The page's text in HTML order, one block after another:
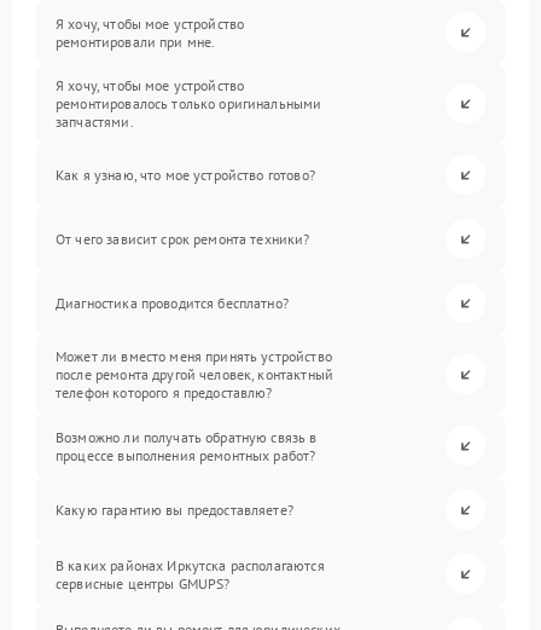
Я хочу, чтобы мое устройство
ремонтировали при мне.
Я хочу, чтобы мое устройство
ремонтировалось только оригинальными
запчастями.
Как я узнаю, что мое устройство готово?
От чего зависит срок ремонта техники?
Диагностика проводится бесплатно?
Может ли вместо меня принять устройство
после ремонта другой человек, контактный
телефон которого я предоставлю?
Возможно ли получать обратную связь в
процессе выполнения ремонтных работ?
Какую гарантию вы предоставляете?
В каких районах Иркутска располагаются
сервисные центры GMUPS?